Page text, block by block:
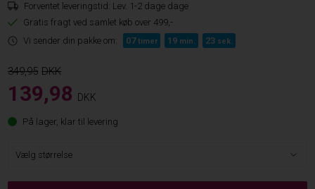
Forventet leveringstid: Lev. 1-2 dage dage
Gratis fragt ved samlet køb over 499,-
Vi sender din pakke om:
07 timer 19 min. 23 sek.
349,95
139,98 DKK
På lager, klar til levering